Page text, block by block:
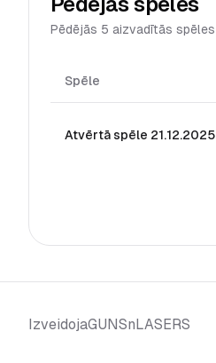
Pēdējās 5 aizvadītās spēles
Spēle
Atvērtā spēle 21.12.2025
IzveidojaGUNSnLASERS